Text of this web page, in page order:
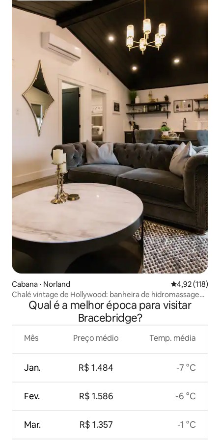
Cabana ⋅ Norland 4,92 de uma
4,92 (118)
Chalé vintage de Hollywood: banheira de hidromassagem,
churrasqueira, sauna e praia
Qual é a melhor época para visitar
Bracebridge?
Mês
Jan.
Fev.
Mar.
Preço médio
R$ 1.484
R$ 1.586
R$ 1.357
Temp. média
-7 °C
-6 °C
-1 °C